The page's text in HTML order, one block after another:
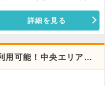
諸条件のご相談などは、お気軽
詳細を見る
可能！中央エリアの3